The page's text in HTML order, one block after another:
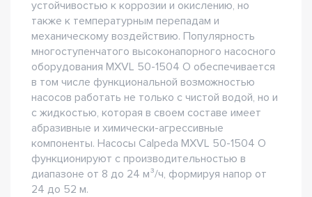
устойчивостью к коррозии и окислению, но
также к температурным перепадам и
механическому воздействию. Популярность
многоступенчатого высоконапорного насосного
оборудования MXVL 50-1504 O обеспечивается
в том числе функциональной возможностью
насосов работать не только с чистой водой, но и
с жидкостью, которая в своем составе имеет
абразивные и химически-агрессивные
компоненты. Насосы Сalpeda MXVL 50-1504 O
функционируют с производительностью в
диапазоне от 8 до 24 м³/ч, формируя напор от
24 до 52 м.